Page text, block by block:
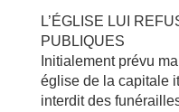
L’ÉGLISE LUI
PUBLIQUES
Initialement prévu
église de la capitale
interdit des